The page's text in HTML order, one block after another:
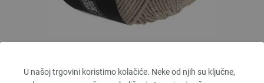
U našoj trgovini koristimo kolačiće. Neke od njih su ključne,
ELASTICO
96 % Pamuk, 4 % Polyester (elité)